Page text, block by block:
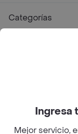
Categorías
©2026
Ingresa
Mejor servicio,